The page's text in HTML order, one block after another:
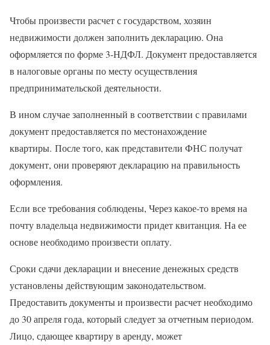
Чтобы произвести расчет с государством, хозяин
недвижимости должен заполнить декларацию. Она
оформляется по форме 3-НДФЛ. Документ предоставляется
в налоговые органы по месту осуществления
предпринимательской деятельности.
В ином случае заполненный в соответствии с правилами
документ предоставляется по местонахождение
квартиры. После того, как представители ФНС получат
документ, они проверяют декларацию на правильность
оформления.
Если все требования соблюдены, Через какое-то время на
почту владельца недвижимости придет квитанция. На ее
основе необходимо произвести оплату.
Сроки сдачи декларации и внесение денежных средств
установлены действующим законодательством.
Предоставить документы и произвести расчет необходимо
до 30 апреля года, который следует за отчетным периодом.
Лицо, сдающее квартиру в аренду, может